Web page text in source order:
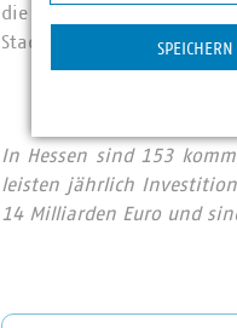
die kühlende
Stadtbild.“
In Hessen sind 153
leisten jährlich
14 Milliarden Euro und
Statistik
SPEICHERN